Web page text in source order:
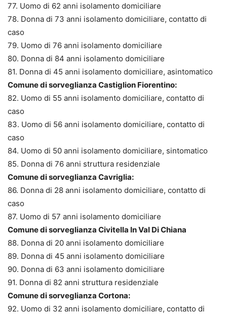
77. Uomo di 62 anni isolamento domiciliare
78. Donna di 73 anni isolamento domiciliare, contatto di
caso
79. Uomo di 76 anni isolamento domiciliare
80. Donna di 84 anni isolamento domiciliare
81. Donna di 45 anni isolamento domiciliare, asintomatico
Comune di sorveglianza Castiglion Fiorentino:
82. Uomo di 55 anni isolamento domiciliare, contatto di
caso
83. Uomo di 56 anni isolamento domiciliare, contatto di
caso
84. Uomo di 50 anni isolamento domiciliare, sintomatico
85. Donna di 76 anni struttura residenziale
Comune di sorveglianza Cavriglia:
86. Donna di 28 anni isolamento domiciliare, contatto di
caso
87. Uomo di 57 anni isolamento domiciliare
Comune di sorveglianza Civitella In Val Di Chiana
88. Donna di 20 anni isolamento domiciliare
89. Donna di 45 anni isolamento domiciliare
90. Donna di 63 anni isolamento domiciliare
91. Donna di 82 anni struttura residenziale
Comune di sorveglianza Cortona:
92. Uomo di 32 anni isolamento domiciliare, contatto di